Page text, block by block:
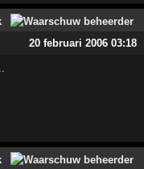
20 februari 2006 03:18